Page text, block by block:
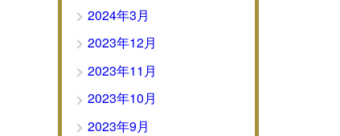
2024年3月
2023年12月
2023年11月
2023年10月
2023年9月